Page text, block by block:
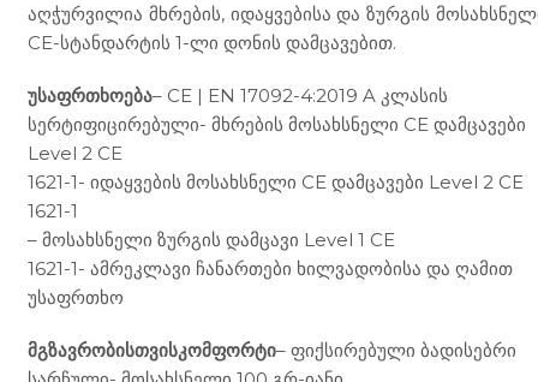
აღჭურვილია მხრების, იდაყვებისა და ზურგის
CE-სტანდარტის 1-ლი დონის დამცავებით.
უსაფრთხოება– CE | EN 17092-4:2019 A კლასის
სერტიფიცირებული- მხრების მოსახსნელი CE დამცავები
Level 2 CE
1621-1- იდაყვების მოსახსნელი CE დამცავები Level 2 CE
1621-1
– მოსახსნელი ზურგის დამცავი Level 1 CE
1621-1- ამრეკლავი ჩანართები ხილვადობისა და ღამით
უსაფრთხო
მგზავრობისთვისკომფორტი– ფიქსირებული ბადისებრი